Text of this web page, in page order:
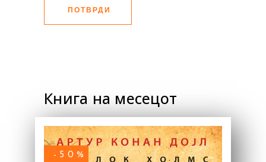
ПОТВРДИ
Книга на месецот
-50%